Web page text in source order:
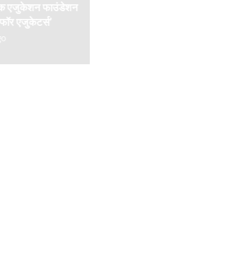
एजुकेशन फाउंडेशन
एजुकेटर्स’